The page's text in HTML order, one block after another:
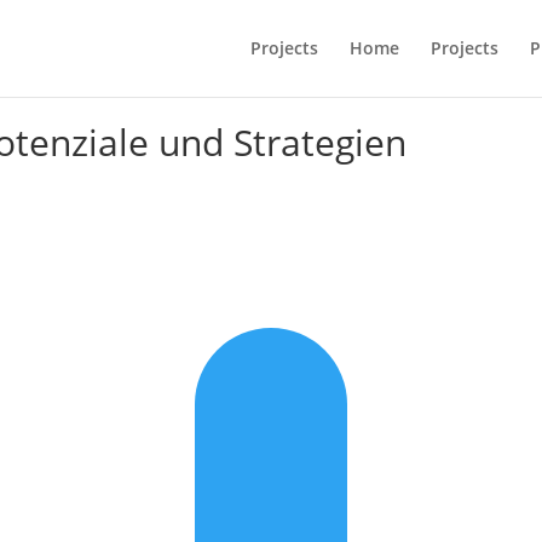
Projects Home Projects
und Strategien